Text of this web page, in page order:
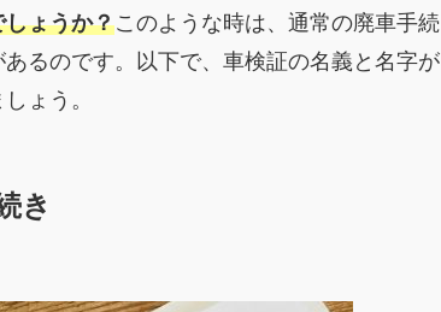
ょうか？このような時は、通常の廃車手続
るのです。以下で、車検証の名義と名字が
ょう。
き